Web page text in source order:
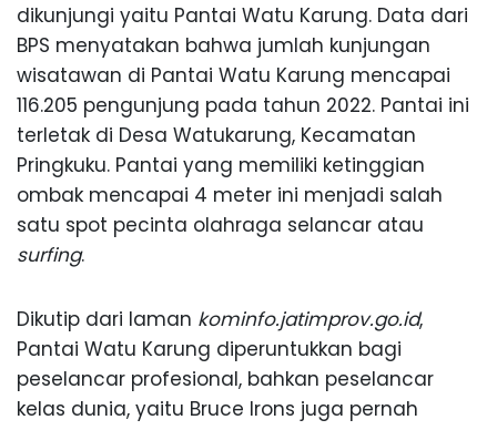
dikunjungi yaitu Pantai Watu Karung. Data dari
BPS menyatakan bahwa jumlah kunjungan
wisatawan di Pantai Watu Karung mencapai
116.205 pengunjung pada tahun 2022. Pantai ini
terletak di Desa Watukarung, Kecamatan
Pringkuku. Pantai yang memiliki ketinggian
ombak mencapai 4 meter ini menjadi salah
satu spot pecinta olahraga selancar atau
surfing.
Dikutip dari laman kominfo.jatimprov.go.id,
Pantai Watu Karung diperuntukkan bagi
peselancar profesional, bahkan peselancar
kelas dunia, yaitu Bruce Irons juga pernah